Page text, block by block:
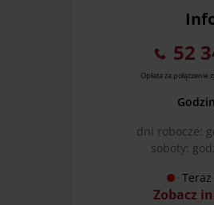
52
Opłata za
dni robocze:
soboty:
Zobacz